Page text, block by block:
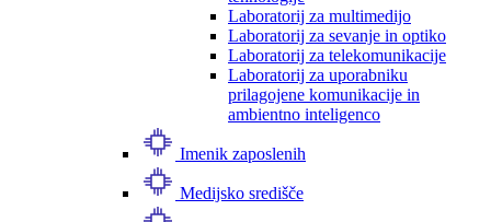
Laboratorij za multimedijo
Laboratorij za sevanje in optiko
Laboratorij za telekomunikacije
Laboratorij za uporabniku
prilagojene komunikacije in
ambientno inteligenco
Imenik zaposlenih
Medijsko središče